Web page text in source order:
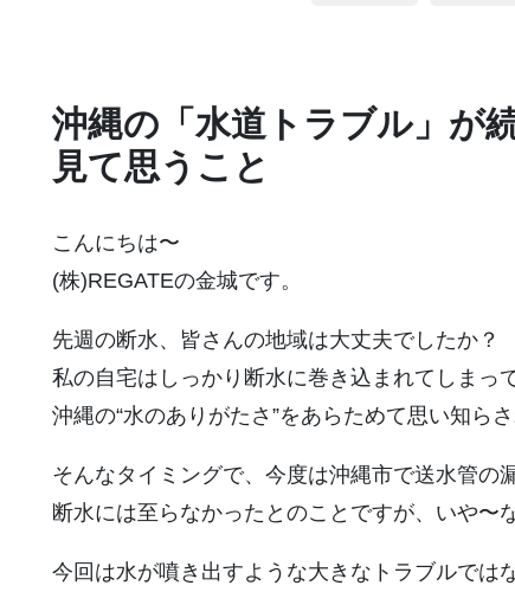
沖縄の「水道トラブル」が
見て思うこと
こんにちは〜
(株)REGATEの金城です。
先週の断水、皆さんの地域は大丈夫でしたか？
私の自宅はしっかり断水に巻き込まれてしま
沖縄の“水のありがたさ”をあらためて思い知らさ
そんなタイミングで、今度は沖縄市で送水管の
断水には至らなかったとのことですが、いや〜
今回は水が噴き出すような大きなトラブルでは